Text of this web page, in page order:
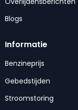
Blogs
Informatie
Benzineprijs
Gebedstijden
Stroomstoring